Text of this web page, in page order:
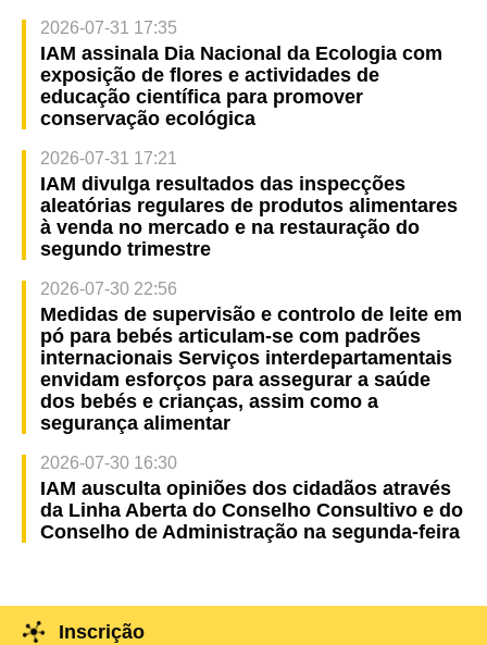
2026-07-31 17:35
IAM assinala Dia Nacional da Ecologia com
exposição de flores e actividades de
educação científica para promover
conservação ecológica
2026-07-31 17:21
IAM divulga resultados das inspecções
aleatórias regulares de produtos alimentares
à venda no mercado e na restauração do
segundo trimestre
2026-07-30 22:56
Medidas de supervisão e controlo de leite em
pó para bebés articulam-se com padrões
internacionais Serviços interdepartamentais
envidam esforços para assegurar a saúde
dos bebés e crianças, assim como a
segurança alimentar
2026-07-30 16:30
IAM ausculta opiniões dos cidadãos através
da Linha Aberta do Conselho Consultivo e do
Conselho de Administração na segunda-feira
Inscrição